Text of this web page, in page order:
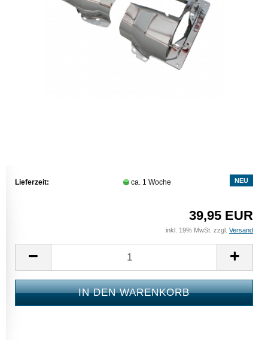
NEU
Lieferzeit: ca. 1 Woche
39,95 EUR
inkl. 19% MwSt. zzgl. Versand